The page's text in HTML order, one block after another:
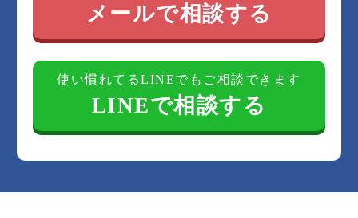
メールで相談する
使い慣れてるLINEでもご相談できます
LINEで相談する